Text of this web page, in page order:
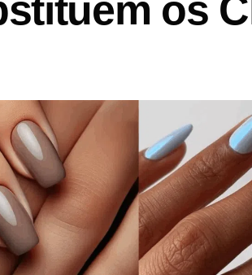
os